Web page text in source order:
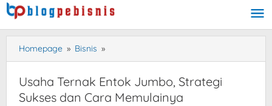
Skip
content
Homepage » Bisnis »
Ternak
Jumbo,
Strategi
Usaha Ternak Entok Jumbo, Strategi
Sukses dan Cara Memulainya